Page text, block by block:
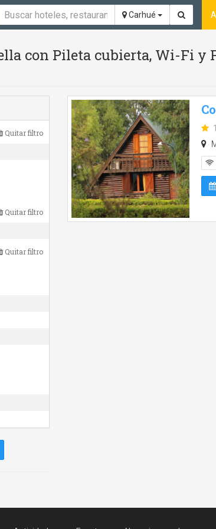
Carhué
con Pileta cubierta, Wi-Fi y
Quitar filtro
Quitar filtro
Quitar filtro